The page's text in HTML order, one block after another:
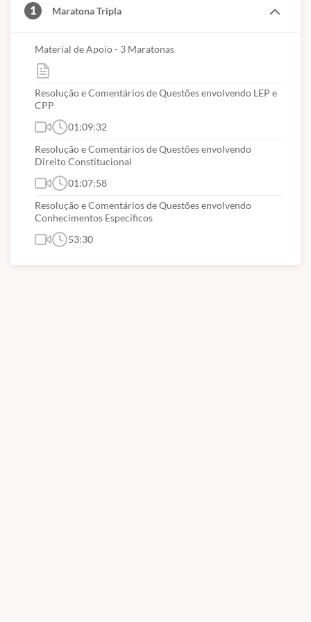
importantes para ser aprovado!
1 Maratona Tripla
Material de Apoio - 3 Maratonas
Resolução e Comentários de Questões envolvendo LEP e
CPP
01:09:32
Resolução e Comentários de Questões envolvendo
Direito Constitucional
01:07:58
Resolução e Comentários de Questões envolvendo
Conhecimentos Específicos
53:30